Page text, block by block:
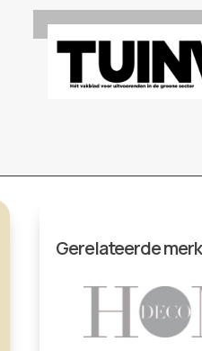
Gerelateerde